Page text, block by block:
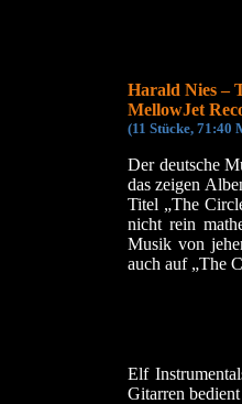
Harald Nies –
MellowJet
(11 Stücke, 71:40
Der deutsche
das zeigen
Titel „The
nicht rein
Musik von
auch auf „The
Elf
Gitarren